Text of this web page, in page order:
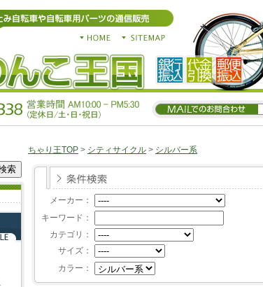
ちゃり王TOP > シティサイクル > シルバー系
メーカー：
キーワード：
カテゴリ：
サイズ：
カラー：